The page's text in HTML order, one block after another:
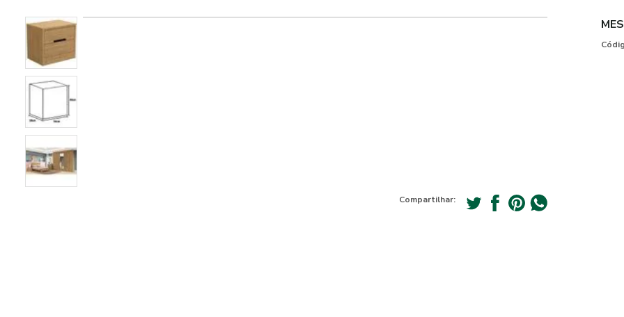
Compartilhar: